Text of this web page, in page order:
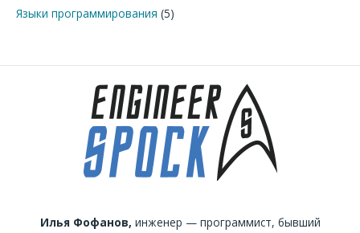
Языки программирования (5)
Илья Фофанов, инженер — программист, бывший